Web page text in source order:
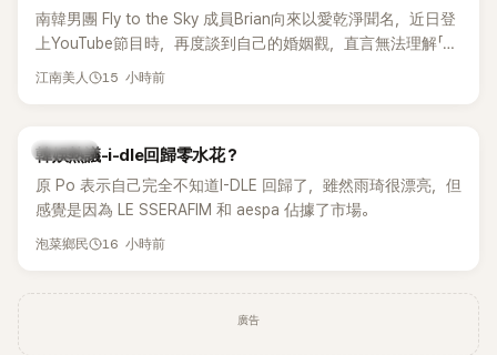
南韓男團 Fly to the Sky 成員Brian向來以愛乾淨聞名，近日登
上YouTube節目時，再度談到自己的婚姻觀，直言無法理解「連
另一半的口臭、便便臭都要愛」這種說法，更大方表明自己是不
江南美人 15 小時前
熱議討論
韓娛熱議-i-dle回歸零水花？
原 Po 表示自己完全不知道I-DLE 回歸了，雖然雨琦很漂亮，但
感覺是因為 LE SSERAFIM 和 aespa 佔據了市場。
泡菜鄉民 16 小時前
廣告